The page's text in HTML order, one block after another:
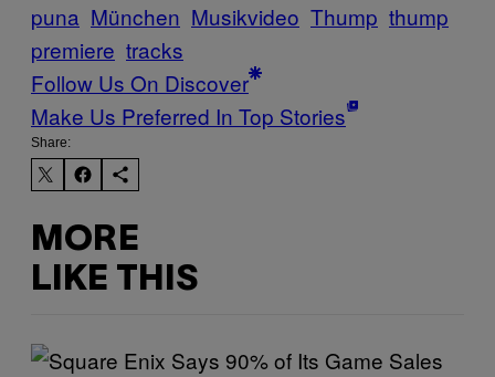
puna München Musikvideo Thump thump
premiere tracks
Follow Us On Discover
Make Us Preferred In Top Stories
Share:
MORE
LIKE THIS